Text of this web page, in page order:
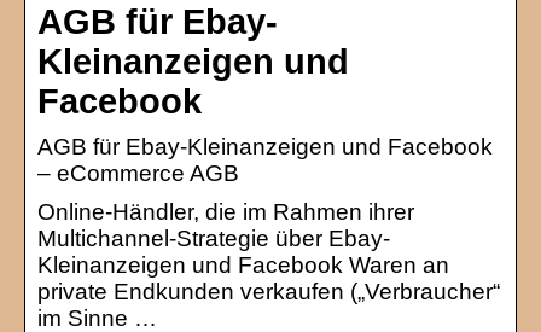
AGB für Ebay-
Kleinanzeigen und
Facebook
AGB für Ebay-Kleinanzeigen und Facebook
– eCommerce AGB
Online-Händler, die im Rahmen ihrer
Multichannel-Strategie über Ebay-
Kleinanzeigen und Facebook Waren an
private Endkunden verkaufen („Verbraucher“
im Sinne …